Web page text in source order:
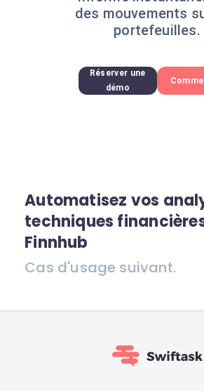
des mouvements
portefeuilles.
Réserver une
démo
Automatisez vos
techniques
Finnhub
Cas d'usage suivant.